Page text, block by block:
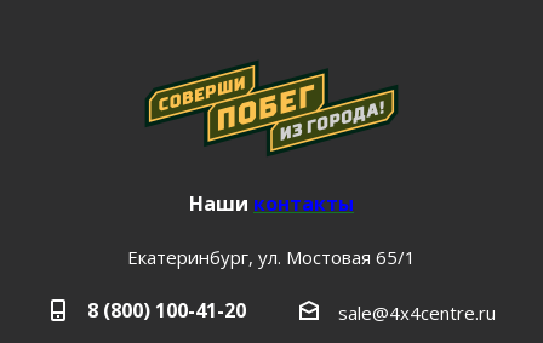
Наши контакты
Екатеринбург, ул. Мостовая 65/1
8 (800) 100-41-20 sale@4x4centre.ru